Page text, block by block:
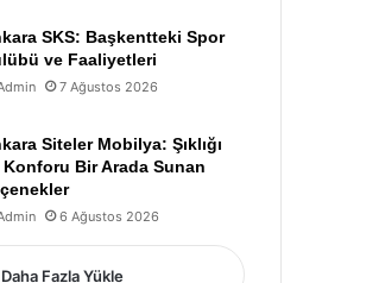
SKS: Başkentteki Spor
ve Faaliyetleri
7 Ağustos 2026
Siteler Mobilya: Şıklığı
Konforu Bir Arada Sunan
6 Ağustos 2026
Daha Fazla Yükle